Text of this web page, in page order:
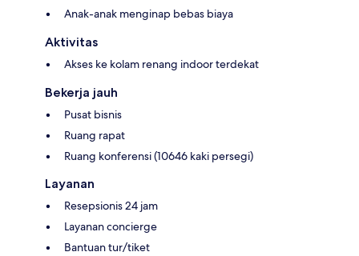
Anak-anak menginap bebas biaya
Aktivitas
Akses ke kolam renang indoor terdekat
Bekerja jauh
Pusat bisnis
Ruang rapat
Ruang konferensi (10646 kaki persegi)
Layanan
Resepsionis 24 jam
Layanan concierge
Bantuan tur/tiket